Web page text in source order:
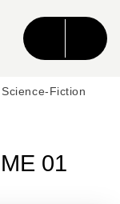
Science-Fiction
01